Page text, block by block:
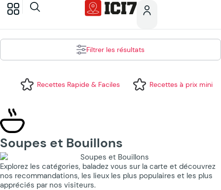
Filtrer les résultats
Recettes Rapide & Faciles Recettes à prix mini
Soupes et Bouillons
Explorez les catégories, baladez vous sur la carte et découvrez
nos recommandations, les lieux les plus populaires et les plus
appréciés par nos visiteurs.